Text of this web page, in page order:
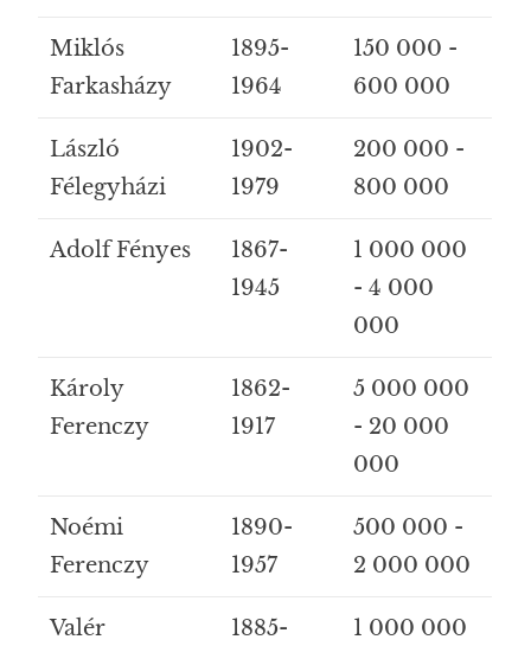
Miklós
Farkasházy
1895-
1964
150 000 -
600 000
László
Félegyházi
1902-
1979
200 000 -
800 000
Adolf Fényes
1867-
1945
1 000 000
- 4 000
000
Károly
Ferenczy
1862-
1917
5 000 000
- 20 000
000
Noémi
Ferenczy
1890-
1957
500 000 -
2 000 000
Valér 1885- 1 000 000